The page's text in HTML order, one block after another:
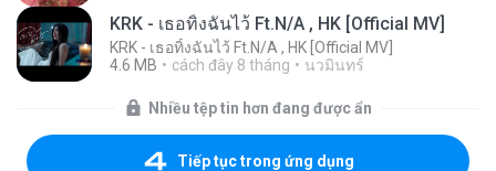
KRK - เธอทิ้งฉันไว้ Ft.N/A , HK [Official MV]
KRK - เธอทิ้งฉันไว้ Ft.N/A , HK [Official MV]
4.6 MB
cách đây 8 tháng นวมินทร์
Nhiều tệp tin hơn đang được ẩn
Tiếp tục trong ứng dụng